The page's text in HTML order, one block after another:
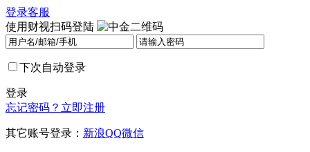
登录客服
使用财视扫码登陆
下次自动登录
登录
忘记密码？ 立即注册
其它账号登录： 新浪QQ微信